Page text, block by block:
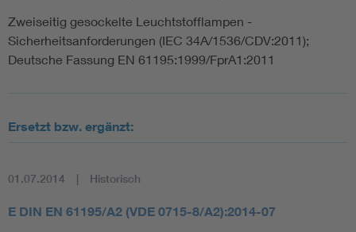
Zweiseitig gesockelte Leuchtstofflampen -
Sicherheitsanforderungen (IEC 34A/1536/CDV:2011);
Deutsche Fassung EN 61195:1999/FprA1:2011
Ersetzt bzw. ergänzt:
01.07.2014 Historisch
E DIN EN 61195/A2 (VDE 0715-8/A2):2014-07